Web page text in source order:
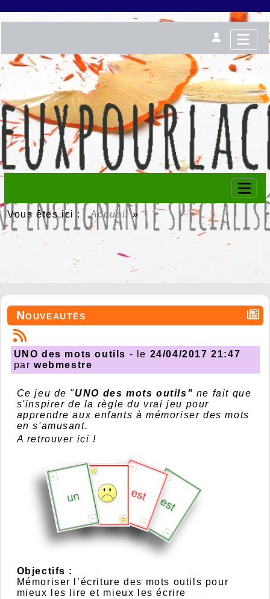
Vous êtes ici :Accueil»
Nouveautés
UNO des mots outils - le 24/04/2017 21:47
par webmestre
Ce jeu de "UNO des mots outils" ne fait que
s'inspirer de la règle du vrai jeu pour
apprendre aux enfants à mémoriser des mots
en s'amusant.
A retrouver ici !
Objectifs :
Mémoriser l’écriture des mots outils pour
mieux les lire et mieux les écrire